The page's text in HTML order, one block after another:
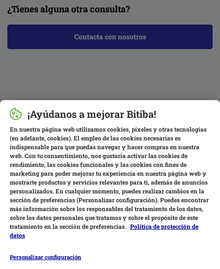
¿Tienes alguna otra consulta?
Contacta con nosotros
¡Ayúdanos a mejorar Bitiba!
En nuestra página web utilizamos cookies, píxeles y otras tecnologías
(en adelante, cookies). El empleo de las cookies necesarias es
indispensable para que puedas navegar y hacer compras en nuestra
web. Con tu consentimiento, nos gustaría activar las cookies de
rendimiento, las cookies funcionales y las cookies con fines de
marketing para poder mejorar tu experiencia en nuestra página web y
mostrarte productos y servicios relevantes para ti, además de anuncios
personalizados. En cualquier momento, puedes realizar cambios en la
sección de preferencias (Personalizar configuración). Puedes encontrar
más información sobre los responsables del tratamiento de los datos,
sobre los datos personales que tratamos y sobre el propósito de este
tratamiento en la sección de preferencias. Política de protección de
datos
Personalizar configuración